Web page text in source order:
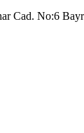
Cad. No:6